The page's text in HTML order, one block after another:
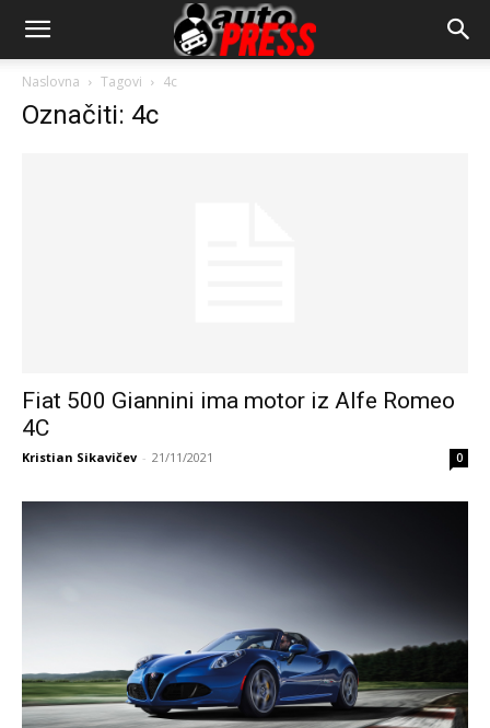
AutopressHR
Naslovna Tagovi 4c
Označiti: 4c
Fiat 500 Giannini ima motor iz Alfe Romeo
4C
Kristian Sikavičev - 21/11/2021 0